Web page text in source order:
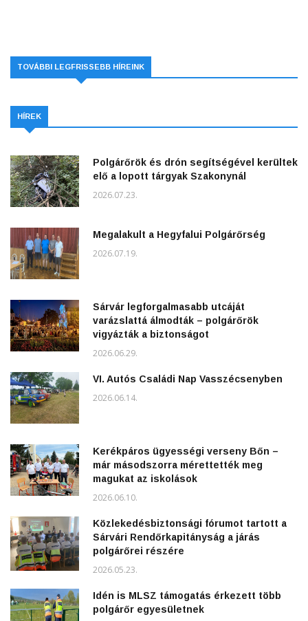
TOVÁBBI LEGFRISSEBB HÍREINK
HÍREK
Polgárőrök és drón segítségével kerültek
elő a lopott tárgyak Szakonynál
2026.07.23.
Megalakult a Hegyfalui Polgárőrség
2026.07.19.
Sárvár legforgalmasabb utcáját
varázslattá álmodták – polgárőrök
vigyázták a biztonságot
2026.06.29.
VI. Autós Családi Nap Vasszécsenyben
2026.06.14.
Kerékpáros ügyességi verseny Bőn –
már másodszorra mérettették meg
magukat az iskolások
2026.06.10.
Közlekedésbiztonsági fórumot tartott a
Sárvári Rendőrkapitányság a járás
polgárőrei részére
2026.05.23.
Idén is MLSZ támogatás érkezett több
polgárőr egyesületnek